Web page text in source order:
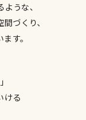
うな、
づくり、
す。
ける